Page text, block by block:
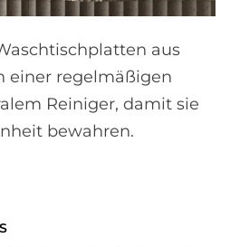
aus
einer regelmäßigen
Reiniger, damit sie
bewahren.